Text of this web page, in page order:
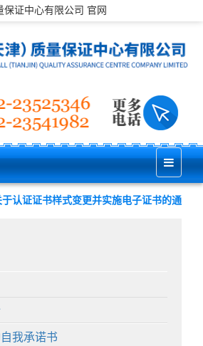
证中心有限公司 官网
于认证证书样式变更并实施电子证书的通知
我承诺书